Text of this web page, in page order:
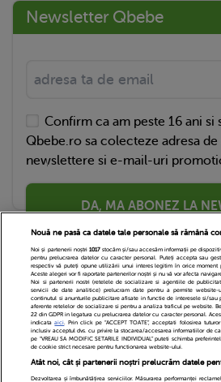
Newsletter Qbebe
Confirm ca am peste 16 ani si
Qbebe.ro sa colecteze adresa
newslettere si e-mail-uri
DA, MA ABONEZ LA
Echipa Editoriala
Cariere
Cookies Politica
Nouă ne pasă ca datele tale personale să rămână
Noi și partenerii noștri 1017stocăm și/sau accesăm informații pe
pentru prelucrarea datelor cu caracter personal. Puteți accepta sau
respectiv vă puteți opune utilizării unui interes legitim în orice
Aceste alegeri vor fi raportate partenerilor noștri și nu vă vor afecta
Noi si partenerii nostri (retelele de socializare si agentiile de
servicii de date analitice) prelucram date pentru a permite
continutul si anunturile publicitare afisate in functie de interesele si/sau
aferente retelelor de socializare si pentru a analiza traficul pe website.
22 din GDPR in legatura cu prelucrarea datelor cu caracter personal.
indicataaici. Prin click pe “ACCEPT TOATE”, acceptati folosirea
inclusiv acceptul dvs. cu privire la stocarea/accesarea informatiilor de
pe “VREAU SA MODIFIC SETARILE INDIVIDUAL” puteti schimba
de cookie strict necesare pentru functionarea website-ului.
Atât noi, cât și partenerii noștri prelucrăm datele
Dezvoltarea și îmbunătățirea serviciilor. Măsurarea performanței